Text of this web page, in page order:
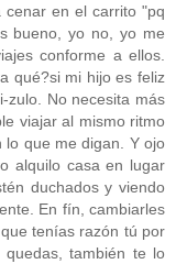
en el carrito "pq
bueno, yo no, yo me
conforme a ellos.
qué?si mi hijo es feliz
zulo. No necesita más
viajar al mismo ritmo
lo que me digan. Y ojo
alquilo casa en lugar
duchados y viendo
En fín, cambiarles
tenías razón tú por
también te lo